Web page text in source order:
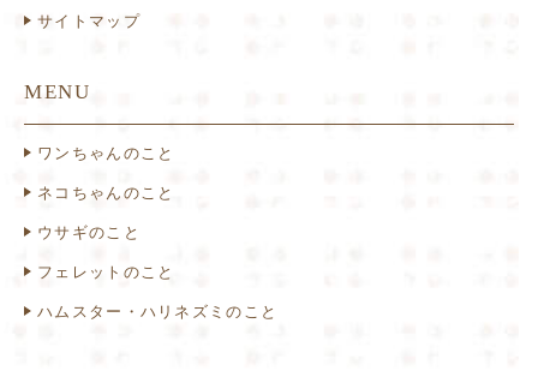
サイトマップ
MENU
ワンちゃんのこと
ネコちゃんのこと
ウサギのこと
フェレットのこと
ハムスター・ハリネズミのこと